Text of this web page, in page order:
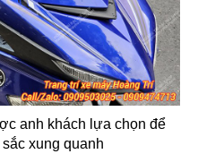
anh khách lựa chọn để
xung quanh